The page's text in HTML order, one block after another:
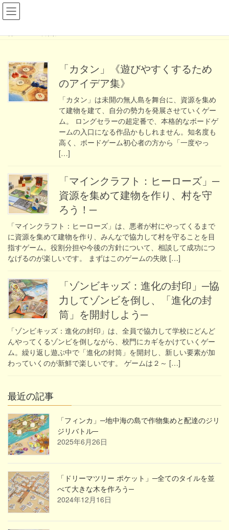
コ
ン
ン
ナ
ビ
ー
「カタン」《遊びやすくするため
のアイデア集》
「カタン」は未開の無人島を舞台に、資源を集め
て建物を建て、自分の勢力を発展させていくゲー
ム。 ロングセラーの超定番で、本格的なボードゲ
ームの入口になる作品かもしれません。知名度も
高く、ボードゲーム初心者の方から「一度やっ
[…]
「マインクラフト：ヒーローズ」─
資源を集めて建物を作り、村を守
ろう！─
「マインクラフト：ヒーローズ」は、悪者が村にやってくるまで
に資源を集めて建物を作り、みんなで協力して村を守ることを目
指すゲーム。役割分担や今後の方針について、相談して成功につ
なげるのが楽しいです。 まずはこのゲームの失敗 […]
「ゾンビキッズ：進化の封印」─協
力してゾンビを倒し、「進化の封
筒」を開封しよう─
「ゾンビキッズ：進化の封印」は、全員で協力して学校にどんど
んやってくるゾンビを倒しながら、校門にカギをかけていくゲー
ム。繰り返し遊ぶ中で「進化の封筒」を開封し、新しい要素が加
わっていくのが新鮮で楽しいです。 ゲームは２～ […]
最近の記事
「フィンカ」─地中海の島で作物集めと配達のジリ
ジリバトル─
2025年6月26日
「ドリーマツリー ポケット」─全てのタイルを並
べて大きな木を作ろう─
2024年12月16日